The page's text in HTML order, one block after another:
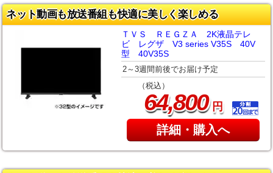
ネット動画も放送番組も快適に美しく楽しめる
ＴＶＳ ＲＥＧＺＡ 2K液晶テレ
ビ レグザ V3 series V35S 40V
型 40V35S
2～3週間前後でお届け予定
（税込）
64,800円
詳細・購入へ